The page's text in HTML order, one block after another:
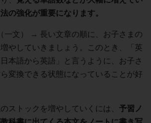
の強化が重要になります。
一文） → 長い文章の順に、お子さまの
やしていきましょう。このとき、「英
本語から英語」と言うように、お子さ
変換できる状態になっていることが好
ストックを増やしていくには、 予習ノ